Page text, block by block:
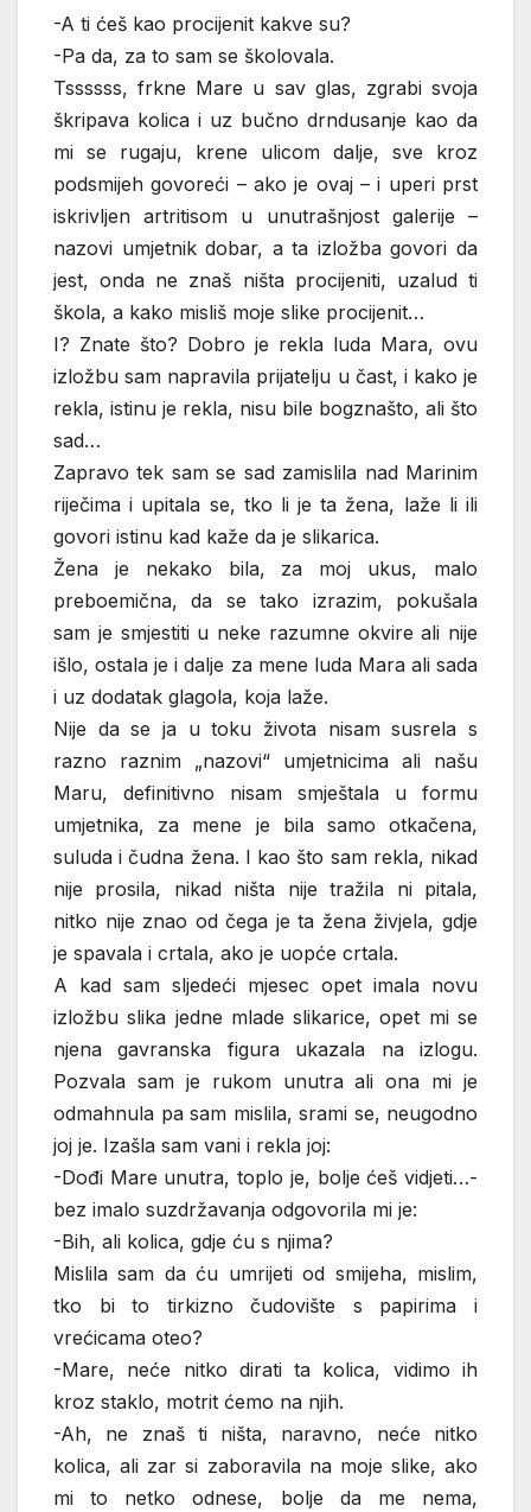
-A ti ćeš kao procijenit kakve su?
-Pa da, za to sam se školovala.
Tssssss, frkne Mare u sav glas, zgrabi svoja
škripava kolica i uz bučno drndusanje kao da
mi se rugaju, krene ulicom dalje, sve kroz
podsmijeh govoreći – ako je ovaj – i uperi prst
iskrivljen artritisom u unutrašnjost galerije –
nazovi umjetnik dobar, a ta izložba govori da
jest, onda ne znaš ništa procijeniti, uzalud ti
škola, a kako misliš moje slike procijenit…
I? Znate što? Dobro je rekla luda Mara, ovu
izložbu sam napravila prijatelju u čast, i kako je
rekla, istinu je rekla, nisu bile bogznašto, ali što
sad…
Zapravo tek sam se sad zamislila nad Marinim
riječima i upitala se, tko li je ta žena, laže li ili
govori istinu kad kaže da je slikarica.
Žena je nekako bila, za moj ukus, malo
preboemična, da se tako izrazim, pokušala
sam je smjestiti u neke razumne okvire ali nije
išlo, ostala je i dalje za mene luda Mara ali sada
i uz dodatak glagola, koja laže.
Nije da se ja u toku života nisam susrela s
razno raznim „nazovi“ umjetnicima ali našu
Maru, definitivno nisam smještala u formu
umjetnika, za mene je bila samo otkačena,
suluda i čudna žena. I kao što sam rekla, nikad
nije prosila, nikad ništa nije tražila ni pitala,
nitko nije znao od čega je ta žena živjela, gdje
je spavala i crtala, ako je uopće crtala.
A kad sam sljedeći mjesec opet imala novu
izložbu slika jedne mlade slikarice, opet mi se
njena gavranska figura ukazala na izlogu.
Pozvala sam je rukom unutra ali ona mi je
odmahnula pa sam mislila, srami se, neugodno
joj je. Izašla sam vani i rekla joj:
-Dođi Mare unutra, toplo je, bolje ćeš vidjeti…-
bez imalo suzdržavanja odgovorila mi je:
-Bih, ali kolica, gdje ću s njima?
Mislila sam da ću umrijeti od smijeha, mislim,
tko bi to tirkizno čudovište s papirima i
vrećicama oteo?
-Mare, neće nitko dirati ta kolica, vidimo ih
kroz staklo, motrit ćemo na njih.
-Ah, ne znaš ti ništa, naravno, neće nitko
kolica, ali zar si zaboravila na moje slike, ako
mi to netko odnese, bolje da me nema,